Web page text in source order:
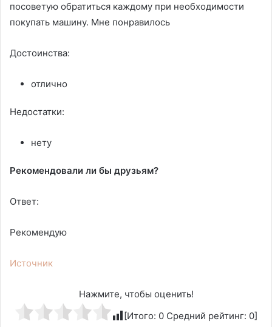
посоветую обратиться каждому при необходимости
покупать машину. Мне понравилось
Достоинства:
отлично
Недостатки:
нету
Рекомендовали ли бы друзьям?
Ответ:
Рекомендую
Источник
Нажмите, чтобы оценить!
[Итого: 0 Средний рейтинг: 0]